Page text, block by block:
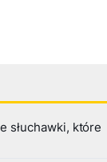
słuchawki, które